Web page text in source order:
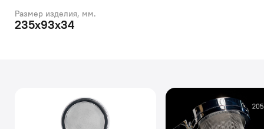
Размер изделия, мм.
235x93x34